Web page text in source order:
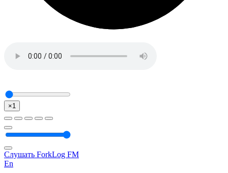
×1
Слушать ForkLog FM
En